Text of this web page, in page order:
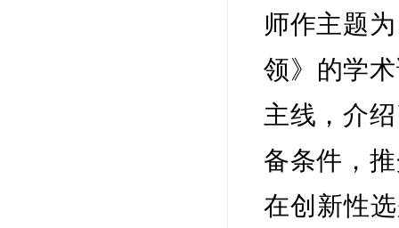
师作主题
领》的学
主线，介
备条件，
在创新性